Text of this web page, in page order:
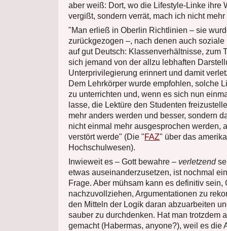
aber weiß: Dort, wo die Lifestyle-Linke ihre
vergißt, sondern verrät, mach ich nicht mehr
"Man erließ in Oberlin Richtlinien – sie
zurückgezogen –, nach denen auch
auf gut Deutsch: Klassenverhältnisse, zum
sich jemand von der allzu lebhaften
Unterprivilegierung erinnert und damit
Dem Lehrkörper wurde empfohlen, solche
zu unterrichten und, wenn es sich nun
lasse, die Lektüre den Studenten
mehr anders werden und besser, sondern
nicht einmal mehr ausgesprochen werden,
verstört werde" (Die "FAZ" über das
Hochschulwesen).
Inwieweit es – Gott bewahre – verletzend
etwas auseinanderzusetzen, ist nochmal
Frage. Aber mühsam kann es definitiv sein,
nachzuvollziehen, Argumentationen zu
den Mitteln der Logik daran abzuarbeiten
sauber zu durchdenken. Hat man trotzdem
gemacht (Habermas, anyone?), weil es die